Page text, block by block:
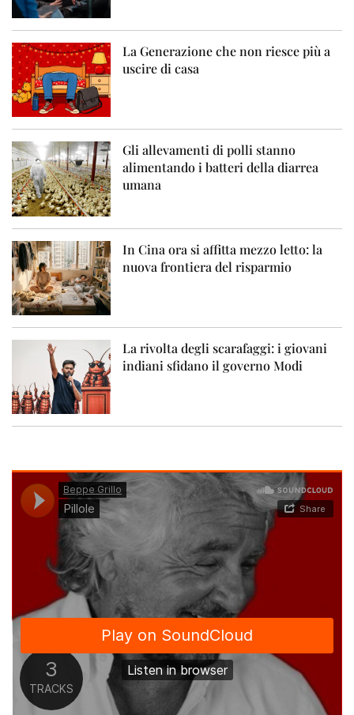
La Generazione che non riesce più a
uscire di casa
Gli allevamenti di polli stanno
alimentando i batteri della diarrea
umana
In Cina ora si affitta mezzo letto: la
nuova frontiera del risparmio
La rivolta degli scarafaggi: i giovani
indiani sfidano il governo Modi